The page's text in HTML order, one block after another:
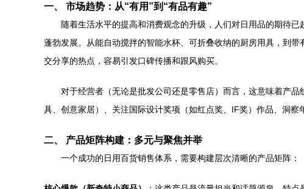
一、 市场趋势：从“有用”到“有品有趣”
随着生活水平的提高和消费观念的升级，人们对日用品的期待
蓬勃发展。从能自动搅拌的智能水杯、可折叠收纳的厨房用具，到
交分享的热点，容易引发口碑传播和跟风购买。
对于经营者（无论是批发公司还是零售店）而言，这意味着产
具、创意家居）、关注国际设计奖项（如红点奖、IF奖）作品、洞察
二、 产品矩阵构建：多元与聚焦并举
一个成功的日用百货销售体系，需要构建层次清晰的产品矩阵：